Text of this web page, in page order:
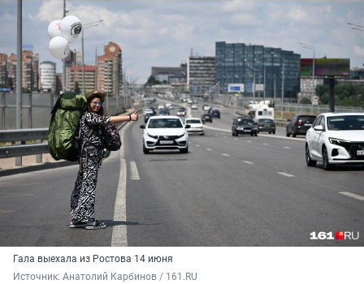
Гала выехала из Ростова 14 июня
Источник: Анатолий Карбинов / 161.RU